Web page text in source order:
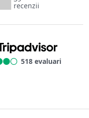
recenzii
518 evaluari